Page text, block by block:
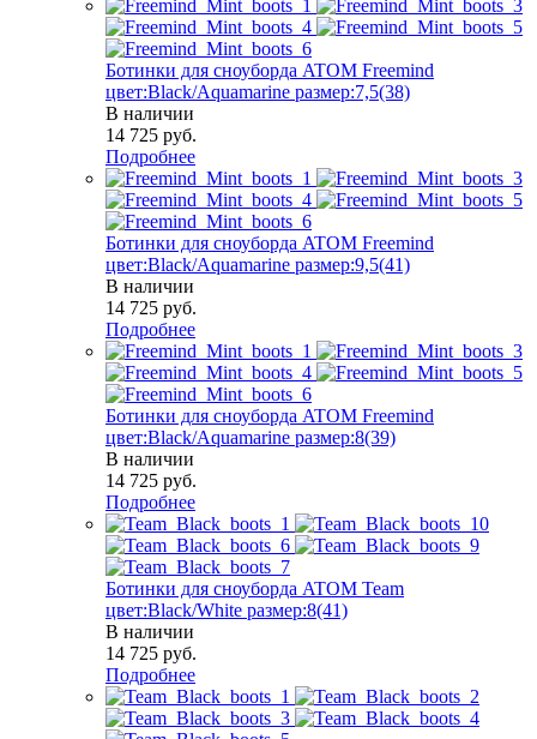
Ботинки для сноуборда ATOM Freemind
цвет:Black/Aquamarine размер:7,5(38)
В наличии
14 725 руб.
Подробнее
Ботинки для сноуборда ATOM Freemind
цвет:Black/Aquamarine размер:9,5(41)
В наличии
14 725 руб.
Подробнее
Ботинки для сноуборда ATOM Freemind
цвет:Black/Aquamarine размер:8(39)
В наличии
14 725 руб.
Подробнее
Ботинки для сноуборда ATOM Team
цвет:Black/White размер:8(41)
В наличии
14 725 руб.
Подробнее